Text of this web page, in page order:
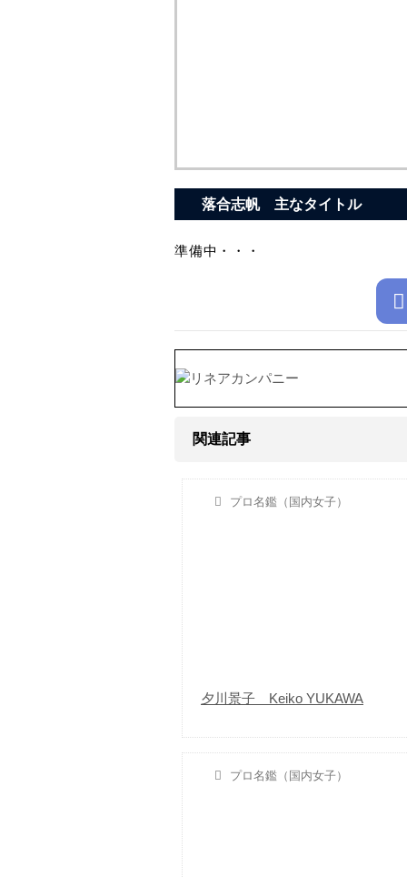
落合志帆 主なタイトル
準備中・・・
関連記事
プロ名鑑（国内女子）
夕川景子 Keiko YUKAWA
プロ名鑑（国内女子）